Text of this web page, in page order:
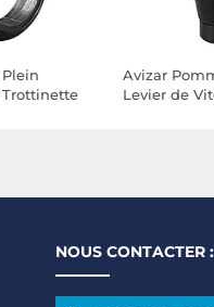
Avizar
Levier de
NOUS CONTACTER :